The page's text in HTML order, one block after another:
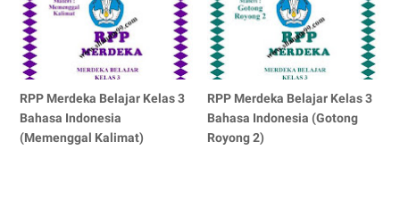
RPP Merdeka Belajar Kelas 3
Bahasa Indonesia
(Memenggal Kalimat)
RPP Merdeka Belajar Kelas 3
Bahasa Indonesia (Gotong
Royong 2)